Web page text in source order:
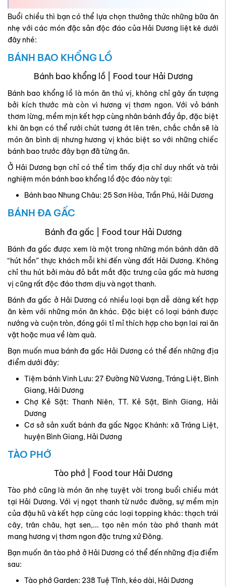
Buổi chiều thì bạn có thể lựa chọn thưởng thức những bữa ăn
nhẹ với các món đặc sản độc đáo của Hải Dương liệt kê dưới
đây nhé:
BÁNH BAO KHỔNG LỒ
Bánh bao khổng lồ | Food tour Hải Dương
Bánh bao khổng lồ là món ăn thú vị, không chỉ gây ấn tượng
bởi kích thước mà còn vì hương vị thơm ngon. Với vỏ bánh
thơm lừng, mềm mịn kết hợp cùng nhân bánh đầy ắp, đặc biệt
khi ăn bạn có thể rưới chút tương ớt lên trên, chắc chắn sẽ là
món ăn bình dị nhưng hương vị khác biệt so với những chiếc
bánh bao trước đây bạn đã từng ăn.
Ở Hải Dương bạn chỉ có thể tìm thấy địa chỉ duy nhất và trải
nghiệm món bánh bao khổng lồ độc đáo này tại:
Bánh bao Nhung Châu: 25 Sơn Hòa, Trần Phú, Hải Dương
BÁNH ĐA GẤC
Bánh đa gấc | Food tour Hải Dương
Bánh đa gấc được xem là một trong những món bánh dân dã
“hút hồn” thực khách mỗi khi đến vùng đất Hải Dương. Không
chỉ thu hút bởi màu đỏ bắt mắt đặc trưng của gấc mà hương
vị cũng rất độc đáo thơm dịu và ngọt thanh.
Bánh đa gấc ở Hải Dương có nhiều loại bạn dễ dàng kết hợp
ăn kèm với những món ăn khác. Đặc biệt có loại bánh được
nướng và cuộn tròn, đóng gói tỉ mỉ thích hợp cho bạn lai rai ăn
vặt hoặc mua về làm quà.
Bạn muốn mua bánh đa gấc Hải Dương có thể đến những địa
điểm dưới đây:
Tiệm bánh Vinh Lưu: 27 Đường Nữ Vương, Tráng Liệt, Bình
Giang, Hải Dương
Chợ Kẻ Sặt: Thanh Niên, TT. Kẻ Sặt, Bình Giang, Hải
Dương
Cơ sở sản xuất bánh đa gấc Ngọc Khánh: xã Tráng Liệt,
huyện Bình Giang, Hải Dương
TÀO PHỚ
Tào phớ | Food tour Hải Dương
Tào phớ cũng là món ăn nhẹ tuyệt vời trong buổi chiều mát
tại Hải Dương. Với vị ngọt thanh từ nước đường, sự mềm mịn
của đậu hũ và kết hợp cùng các loại topping khác: thạch trái
cây, trân châu, hạt sen,... tạo nên món tào phớ thanh mát
mang hương vị thơm ngon đặc trưng xứ Đông.
Bạn muốn ăn tào phớ ở Hải Dương có thể đến những địa điểm
sau:
Tào phớ Garden: 238 Tuệ Tĩnh, kéo dài, Hải Dương